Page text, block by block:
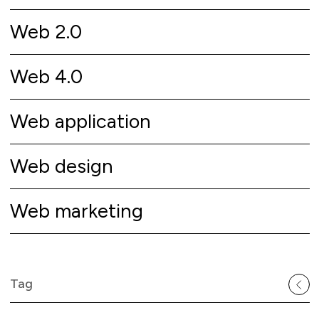
Web 2.0
Web 4.0
Web application
Web design
Web marketing
Tag